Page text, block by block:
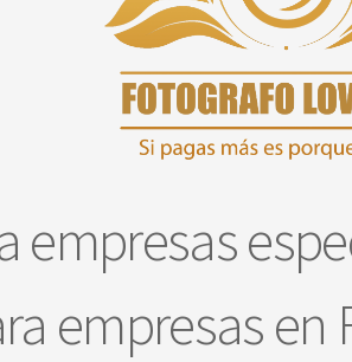
empresas
empresas en